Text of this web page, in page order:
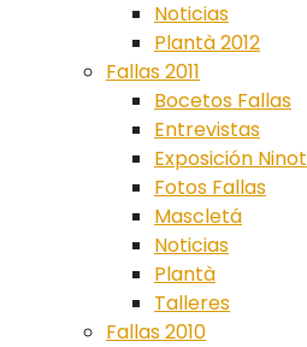
Noticias
Plantà 2012
Fallas 2011
Bocetos Fallas
Entrevistas
Exposición Ninot
Fotos Fallas
Mascletá
Noticias
Plantà
Talleres
Fallas 2010